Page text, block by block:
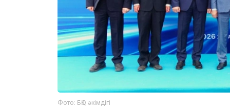
Фото: БҚО әкімдігі